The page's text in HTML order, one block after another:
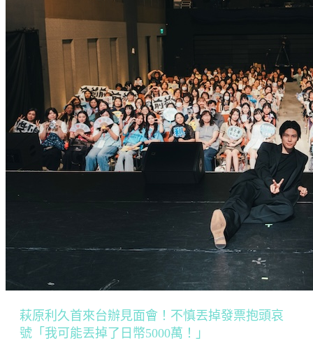
萩原利久首來台辦見面會！不慎丟掉發票抱頭哀
號「我可能丟掉了日幣5000萬！」